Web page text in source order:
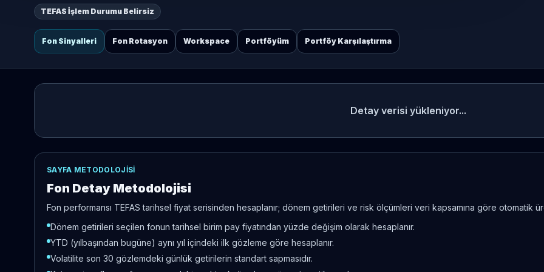
TEFAS İşlem Durumu Belirsiz
Fon Sinyalleri Fon Rotasyon Workspace Portföyüm Portföy Karşılaştırma
Detay verisi yükleniyor...
SAYFA METODOLOJISI
Fon Detay Metodolojisi
Fon performansı TEFAS tarihsel fiyat serisinden hesaplanır; dönem getirileri ve risk ölçümleri veri kapsamına göre otomatik
Dönem getirileri seçilen fonun tarihsel birim pay fiyatından yüzde değişim olarak hesaplanır.
YTD (yılbaşından bugüne) aynı yıl içindeki ilk gözleme göre hesaplanır.
Volatilite son 30 gözlemdeki günlük getirilerin standart sapmasıdır.